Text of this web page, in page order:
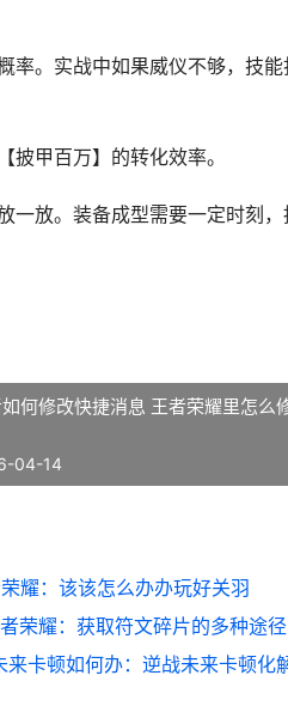
率。实战中如果威仪不够，技
甲百万】的转化效率。
一放。装备成型需要一定时刻
何修改快捷消息 王者荣耀里怎么
04-14
荣耀：该该怎么办办玩好关羽
荣耀：获取符文碎片的多种途径